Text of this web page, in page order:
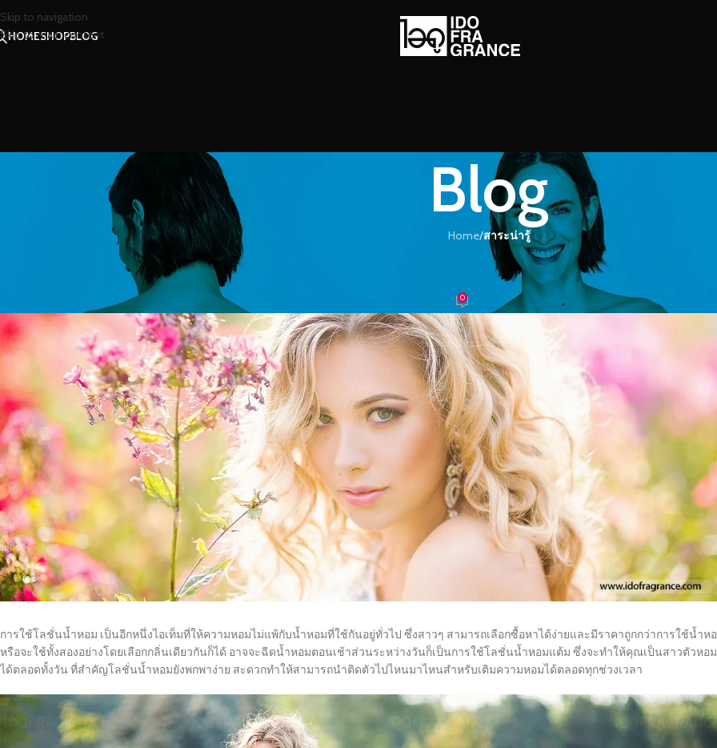
Skip to navigation
Skip to main content
HOMESHOPBLOG
Blog
Home/สาระน่ารู้
โลชั่นน้ำหอมสัมผัสผิวให้หอมหวานฉ่ำ
0
การใช้โลชั่นน้ำหอม เป็นอีกหนึ่งไอเท็มที่ให้ความหอมไม่แพ้กับน้ำหอมที่ใช้กันอยู่ทั่วไป ซึ่งสาวๆ สามารถเลือกซื้อหาได้ง่ายและมีราคาถูกกว่าการใช้น้ำห
หรือจะใช้ทั้งสองอย่างโดยเลือกกลิ่นเดียวกันก็ได้ อาจจะฉีดน้ำหอมตอนเช้าส่วนระหว่างวันก็เป็นการใช้โลชั่นน้ำหอมแต้ม ซึ่งจะทำให้คุณเป็นสาวตัวหอม
ได้ตลอดทั้งวัน ที่สำคัญโลชั่นน้ำหอมยังพกพาง่าย สะดวกทำให้สามารถนำติดตัวไปไหนมาไหนสำหรับเติมความหอมได้ตลอดทุกช่วงเวลา